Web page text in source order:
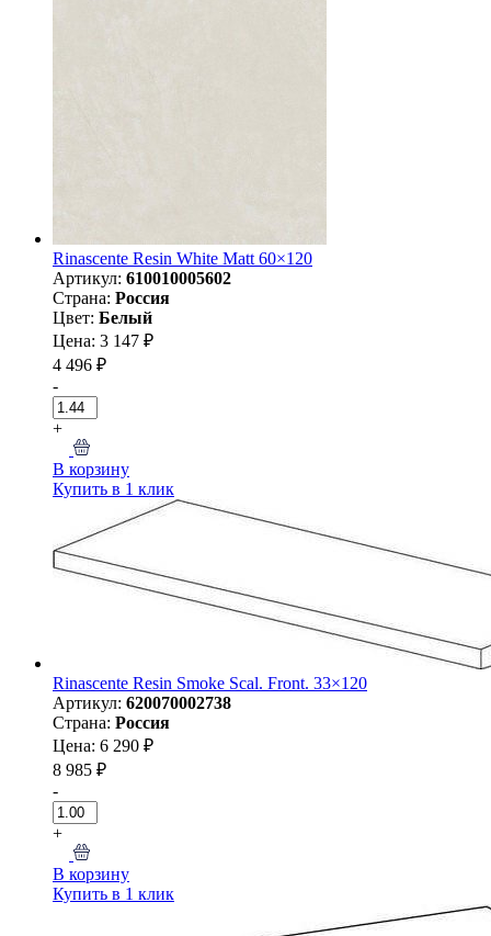
Rinascente Resin White Matt 60×120
Артикул: 610010005602
Страна: Россия
Цвет: Белый
Цена: 3 147 ₽
4 496 ₽
-
+
В корзину
Купить в 1 клик
Rinascente Resin Smoke Scal. Front. 33×120
Артикул: 620070002738
Страна: Россия
Цена: 6 290 ₽
8 985 ₽
-
+
В корзину
Купить в 1 клик